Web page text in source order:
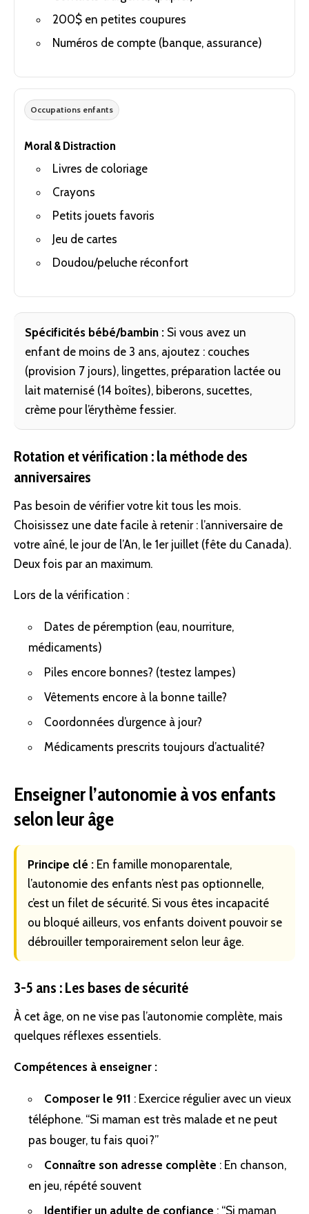
200$ en petites coupures
Numéros de compte (banque, assurance)
Occupations enfants
Moral & Distraction
Livres de coloriage
Crayons
Petits jouets favoris
Jeu de cartes
Doudou/peluche réconfort
Spécificités bébé/bambin : Si vous avez un
enfant de moins de 3 ans, ajoutez : couches
(provision 7 jours), lingettes, préparation lactée ou
lait maternisé (14 boîtes), biberons, sucettes,
crème pour l’érythème fessier.
Rotation et vérification : la méthode des
anniversaires
Pas besoin de vérifier votre kit tous les mois.
Choisissez une date facile à retenir : l’anniversaire de
votre aîné, le jour de l’An, le 1er juillet (fête du Canada).
Deux fois par an maximum.
Lors de la vérification :
Dates de péremption (eau, nourriture,
médicaments)
Piles encore bonnes? (testez lampes)
Vêtements encore à la bonne taille?
Coordonnées d’urgence à jour?
Médicaments prescrits toujours d’actualité?
Enseigner l’autonomie à vos enfants
selon leur âge
Principe clé : En famille monoparentale,
l’autonomie des enfants n’est pas optionnelle,
c’est un filet de sécurité. Si vous êtes incapacité
ou bloqué ailleurs, vos enfants doivent pouvoir se
débrouiller temporairement selon leur âge.
3-5 ans : Les bases de sécurité
À cet âge, on ne vise pas l’autonomie complète, mais
quelques réflexes essentiels.
Compétences à enseigner :
Composer le 911 : Exercice régulier avec un vieux
téléphone. “Si maman est très malade et ne peut
pas bouger, tu fais quoi?”
Connaître son adresse complète : En chanson,
en jeu, répété souvent
Identifier un adulte de confiance : “Si maman